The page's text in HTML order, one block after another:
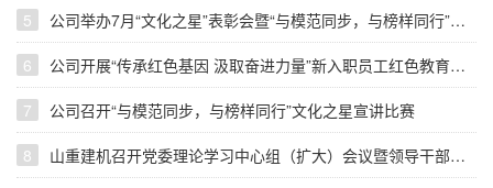
5 公司举办7月“文化之星”表彰会暨“与模范同步，与榜样同行”文化宣讲活动
6 公司开展“传承红色基因 汲取奋进力量”新入职员工红色教育活动
7 公司召开“与模范同步，与榜样同行”文化之星宣讲比赛
8 山重建机召开党委理论学习中心组（扩大）会议暨领导干部务虚会议